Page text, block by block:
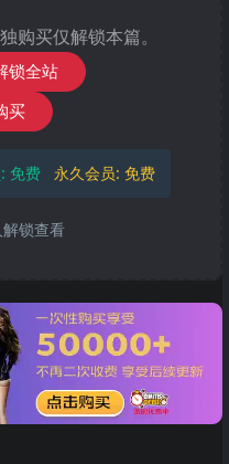
购买仅解锁本篇。
锁全站
买
免费 永久会员: 免费
解锁查看